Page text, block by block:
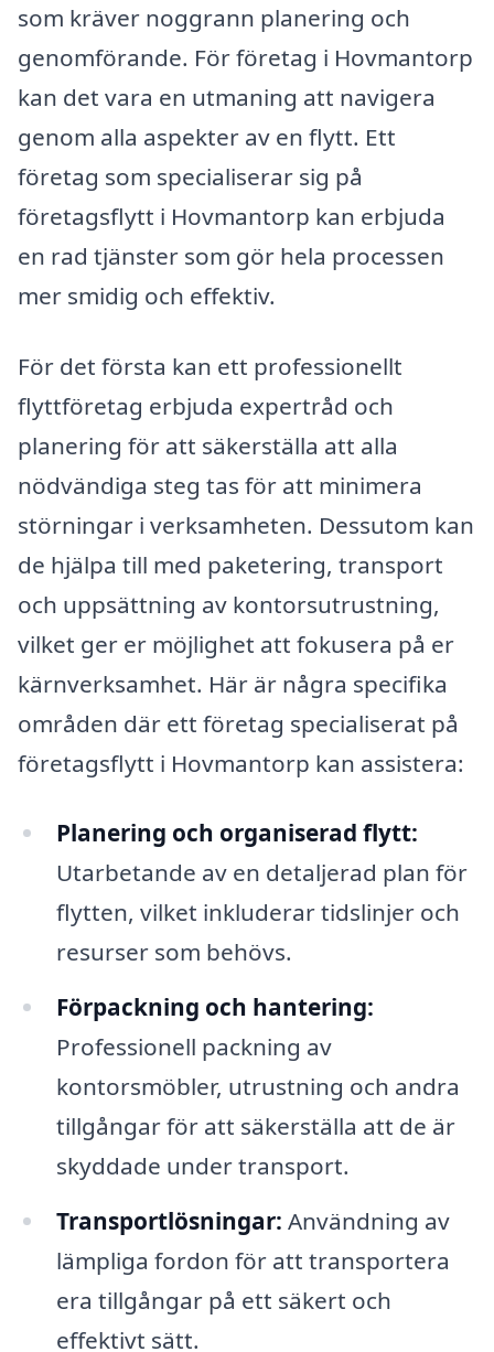
som kräver noggrann planering och
genomförande. För företag i Hovmantorp
kan det vara en utmaning att navigera
genom alla aspekter av en flytt. Ett
företag som specialiserar sig på
företagsflytt i Hovmantorp kan erbjuda
en rad tjänster som gör hela processen
mer smidig och effektiv.
För det första kan ett professionellt
flyttföretag erbjuda expertråd och
planering för att säkerställa att alla
nödvändiga steg tas för att minimera
störningar i verksamheten. Dessutom kan
de hjälpa till med paketering, transport
och uppsättning av kontorsutrustning,
vilket ger er möjlighet att fokusera på er
kärnverksamhet. Här är några specifika
områden där ett företag specialiserat på
företagsflytt i Hovmantorp kan assistera:
Planering och organiserad flytt:
Utarbetande av en detaljerad plan för
flytten, vilket inkluderar tidslinjer och
resurser som behövs.
Förpackning och hantering:
Professionell packning av
kontorsmöbler, utrustning och andra
tillgångar för att säkerställa att de är
skyddade under transport.
Transportlösningar: Användning av
lämpliga fordon för att transportera
era tillgångar på ett säkert och
effektivt sätt.